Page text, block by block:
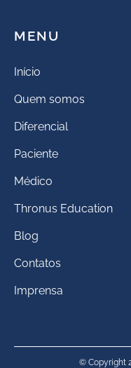
MENU
Início
Quem somos
Diferencial
Paciente
Médico
Thronus Education
Blog
Contatos
Imprensa
© Copyright